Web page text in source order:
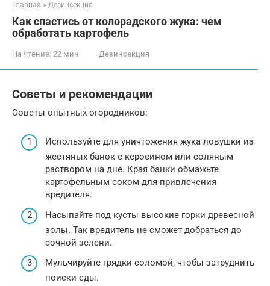
Главная » Дезинсекция
Как спастись от колорадского жука: чем
обработать картофель
На чтение: 22 мин Дезинсекция
Советы и рекомендации
Советы опытных огородников:
Используйте для уничтожения жука ловушки из
жестяных банок с керосином или соляным
раствором на дне. Края банки обмажьте
картофельным соком для привлечения
вредителя.
Насыпайте под кусты высокие горки древесной
золы. Так вредитель не сможет добраться до
сочной зелени.
Мульчируйте грядки соломой, чтобы затруднить
поиски еды.